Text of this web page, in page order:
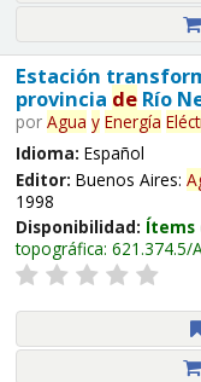
Estación
provincia deRío
por Agua y Energía
Idioma: Español
Editor: Buenos Aires:
1998
Disponibilidad: Ítems
topográfica: 621.374.5/